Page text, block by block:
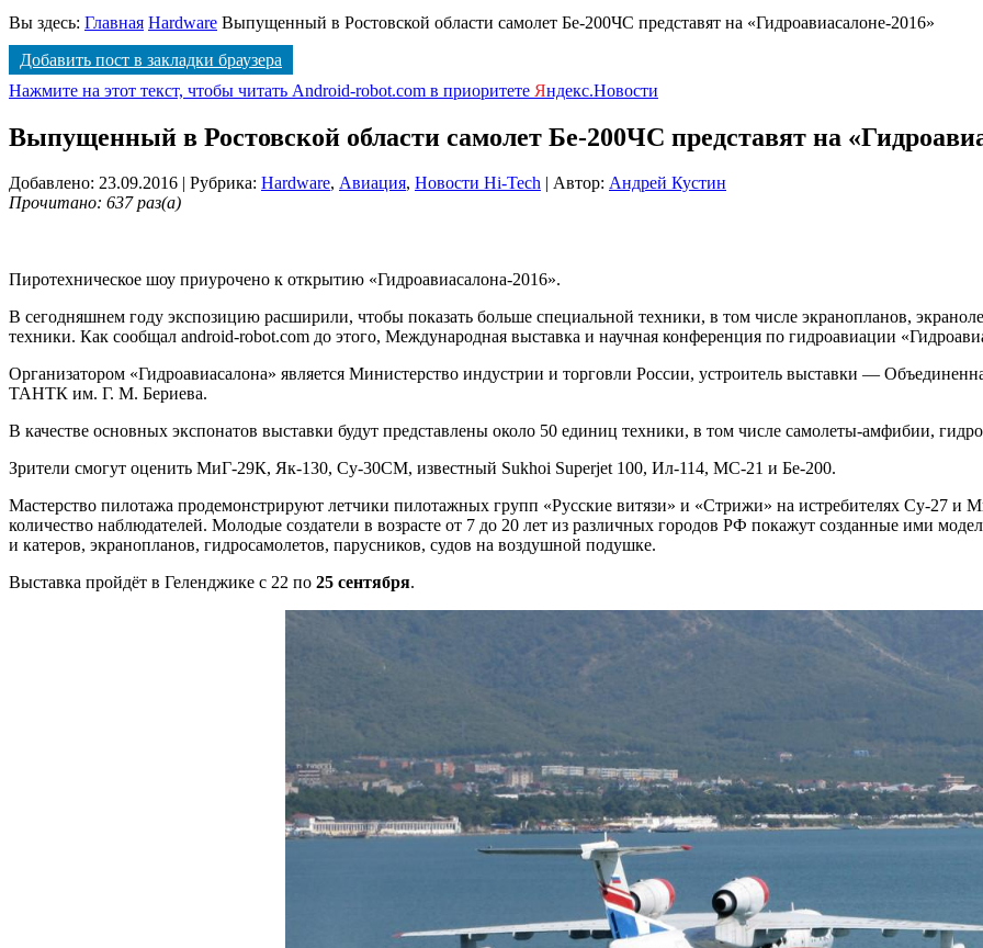
Вы здесь: Главная Hardware Выпущенный в Ростовской области самолет Бе-200ЧС представят на «Гидроавиасалоне-2016»
Добавить пост в закладки браузера
Нажмите на этот текст, чтобы читать Android-robot.com в приоритете Яндекс.Новости
Выпущенный в Ростовской области самолет Бе-200ЧС представят на
Добавлено: 23.09.2016 | Рубрика: Hardware, Авиация, Новости Hi-Tech | Автор: Андрей Кустин
Прочитано: 637 раз(а)
Пиротехническое шоу приурочено к открытию «Гидроавиасалона-2016».
В сегодняшнем году экспозицию расширили, чтобы показать больше специальной техники, в том числе экранопланов,
техники. Как сообщал android-robot.com до этого, Международная выставка и научная конференция по гидроавиации
Организатором «Гидроавиасалона» является Министерство индустрии и торговли России, устроитель выставки —
ТАНТК им. Г. М. Бериева.
В качестве основных экспонатов выставки будут представлены около 50 единиц техники, в том числе самолеты-амфибии,
Зрители смогут оценить МиГ-29К, Як-130, Су-30СМ, известный Sukhoi Superjet 100, Ил-114, МС-21 и Бе-200.
Мастерство пилотажа продемонстрируют летчики пилотажных групп «Русские витязи» и «Стрижи» на истребителях Су-27 и
количество наблюдателей. Молодые создатели в возрасте от 7 до 20 лет из различных городов РФ покажут созданные ими
и катеров, экранопланов, гидросамолетов, парусников, судов на воздушной подушке.
Выставка пройдёт в Геленджике с 22 по 25 сентября.